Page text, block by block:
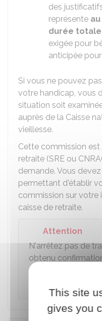
des
représente
durée
exigée pour
anticipée
Si vous ne pouvez
votre handicap, vous
situation soit
auprès de la Caisse
vieillesse.
Cette commission est
retraite (SRE ou
demande. Vous
permettant d'établir
commission sur votre
caisse de retraite.
Attention
N'arrêtez pas de
obtenu
auprès de vos
This site
gives you